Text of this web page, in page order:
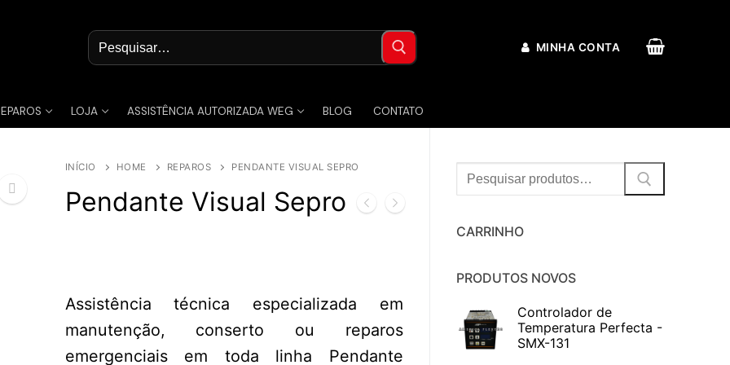
Pesquisar
por:
MINHA CONTA
LOJA ASSISTÊNCIA AUTORIZADA WEG BLOG CONTATO
INÍCIO HOME REPAROS PENDANTE VISUAL SEPRO
Pendante Visual Sepro
Assistência técnica especializada em
manutenção, conserto ou reparos
emergenciais em toda linha Pendante
Procurar:
CARRINHO
PRODUTOS NOVOS
Controlador de
Temperatura Perfecta -
SMX-131